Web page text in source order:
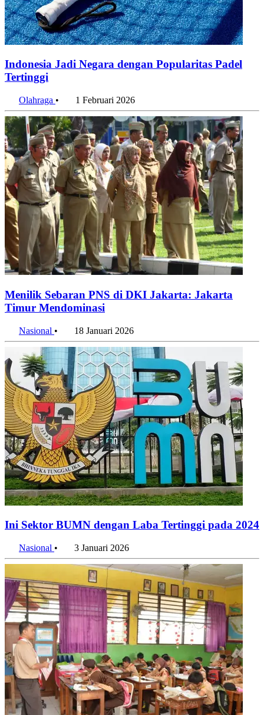
Indonesia Jadi Negara dengan Popularitas Padel
Tertinggi
Olahraga • 1 Februari 2026
Menilik Sebaran PNS di DKI Jakarta: Jakarta
Timur Mendominasi
Nasional • 18 Januari 2026
Ini Sektor BUMN dengan Laba Tertinggi pada 2024
Nasional • 3 Januari 2026